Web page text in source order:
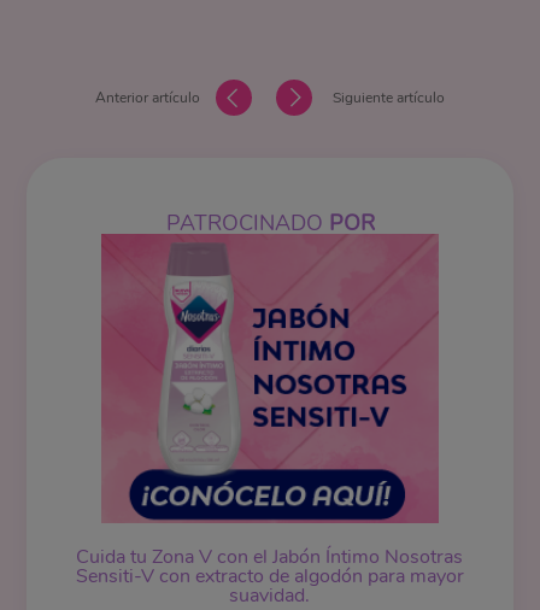
Anterior artículo Siguiente artículo
PATROCINADO POR
Cuida tu Zona V con el Jabón Íntimo Nosotras
Sensiti-V con extracto de algodón para mayor
suavidad.